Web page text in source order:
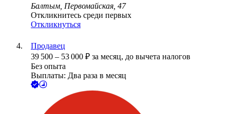
Балтым, Первомайская, 47
Откликнитесь среди первых
Откликнуться
Продавец
39 500 – 53 000 ₽ за месяц, до вычета налогов
Без опыта
Выплаты: Два раза в месяц